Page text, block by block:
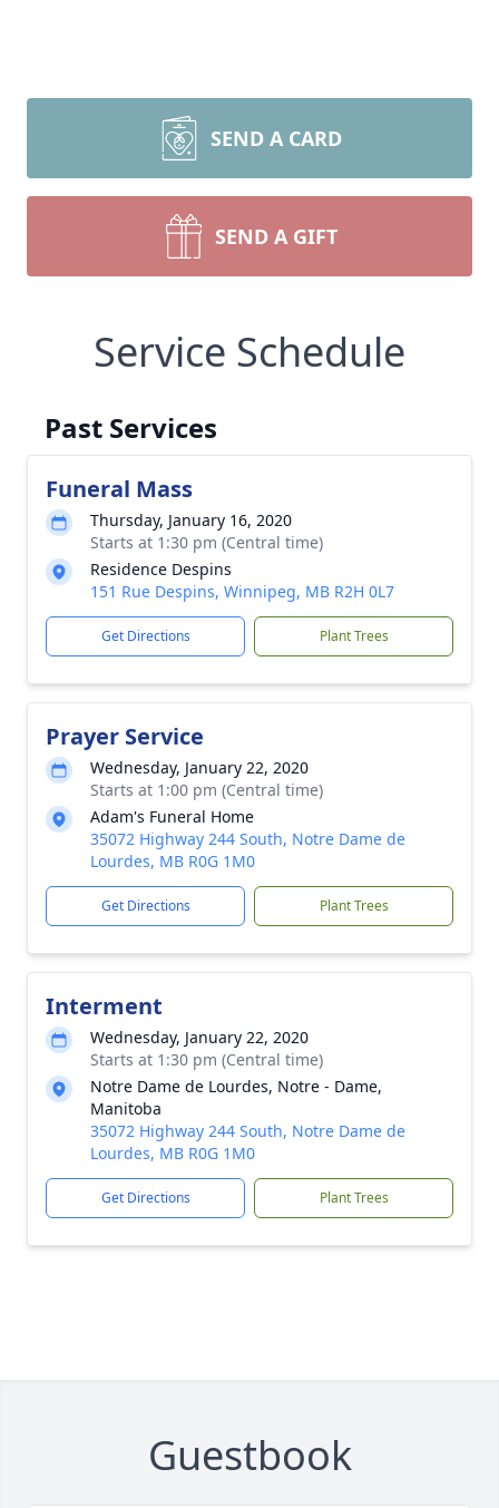
SEND A CARD
SEND A GIFT
Service Schedule
Past Services
Funeral Mass
Thursday, January 16, 2020
Starts at 1:30 pm (Central time)
Residence Despins
151 Rue Despins, Winnipeg, MB R2H 0L7
Get Directions Plant Trees
Prayer Service
Wednesday, January 22, 2020
Starts at 1:00 pm (Central time)
Adam's Funeral Home
35072 Highway 244 South, Notre Dame de
Lourdes, MB R0G 1M0
Get Directions Plant Trees
Interment
Wednesday, January 22, 2020
Starts at 1:30 pm (Central time)
Notre Dame de Lourdes, Notre - Dame,
Manitoba
35072 Highway 244 South, Notre Dame de
Lourdes, MB R0G 1M0
Get Directions Plant Trees
Guestbook